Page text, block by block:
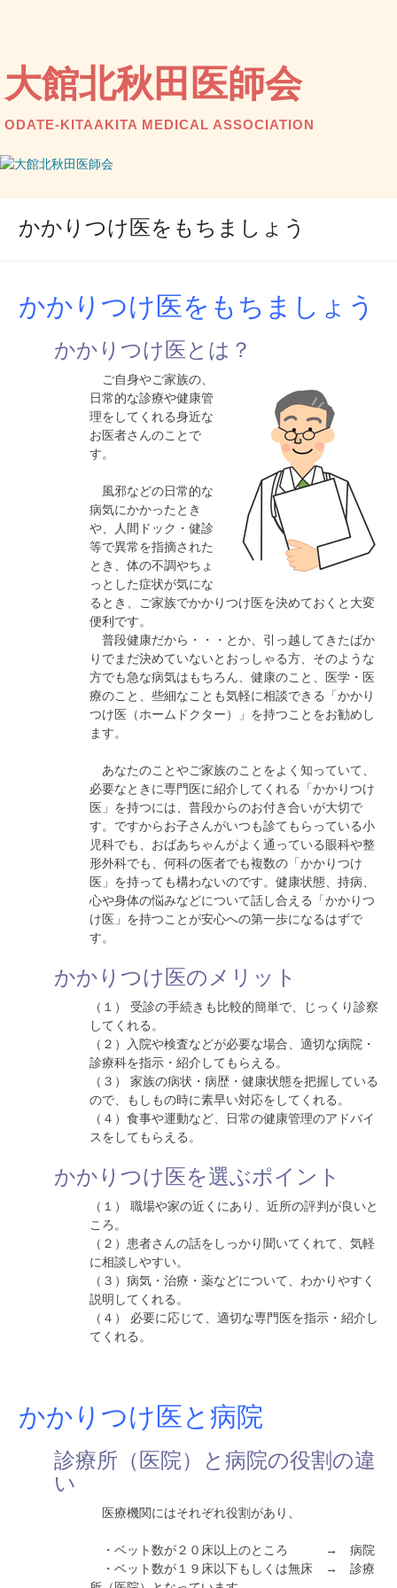
ツ
へ
ス
ッ
大館北秋田医師会
ODATE-KITAAKITA MEDICAL ASSOCIATION
かかりつけ医をもちましょう
かかりつけ医をもちましょう
かかりつけ医とは？
ご自身やご家族の、
日常的な診療や健康管
理をしてくれる身近な
お医者さんのことで
す。
風邪などの日常的な
病気にかかったとき
や、人間ドック・健診
等で異常を指摘された
とき、体の不調やちょ
っとした症状が気にな
るとき、ご家族でかかりつけ医を決めておくと大変
便利です。
普段健康だから・・・とか、引っ越してきたばか
りでまだ決めていないとおっしゃる方、そのような
方でも急な病気はもちろん、健康のこと、医学・医
療のこと、些細なことも気軽に相談できる「かかり
つけ医（ホームドクター）」を持つことをお勧めし
ます。
あなたのことやご家族のことをよく知っていて、
必要なときに専門医に紹介してくれる「かかりつけ
医」を持つには、普段からのお付き合いが大切で
す。ですからお子さんがいつも診てもらっている小
児科でも、おばあちゃんがよく通っている眼科や整
形外科でも、何科の医者でも複数の「かかりつけ
医」を持っても構わないのです。健康状態、持病、
心や身体の悩みなどについて話し合える「かかりつ
け医」を持つことが安心への第一歩になるはずで
す。
かかりつけ医のメリット
（１） 受診の手続きも比較的簡単で、じっくり診察
してくれる。
（２）入院や検査などが必要な場合、適切な病院・
診療科を指示・紹介してもらえる。
（３） 家族の病状・病歴・健康状態を把握している
ので、もしもの時に素早い対応をしてくれる。
（４）食事や運動など、日常の健康管理のアドバイ
スをしてもらえる。
かかりつけ医を選ぶポイント
（１） 職場や家の近くにあり、近所の評判が良いと
ころ。
（２）患者さんの話をしっかり聞いてくれて、気軽
に相談しやすい。
（３）病気・治療・薬などについて、わかりやすく
説明してくれる。
（４） 必要に応じて、適切な専門医を指示・紹介し
てくれる。
かかりつけ医と病院
診療所（医院）と病院の役割の違
い
医療機関にはそれぞれ役割があり、
・ベット数が２０床以上のところ → 病院
・ベット数が１９床以下もしくは無床 → 診療